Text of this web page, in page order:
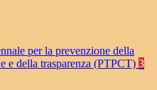
per la prevenzione della
e della trasparenza (PTPCT) 3